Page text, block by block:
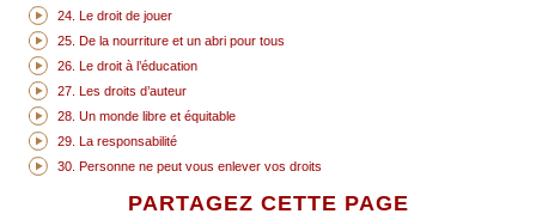
PARTAGEZ CETTE PAGE
24. Le droit de jouer
25. De la nourriture et un abri pour tous
26. Le droit à l’éducation
27. Les droits d’auteur
28. Un monde libre et équitable
29. La responsabilité
30. Personne ne peut vous enlever vos droits